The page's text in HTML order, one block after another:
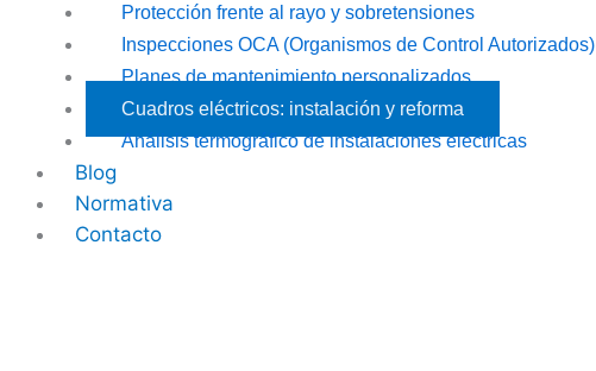
Protección frente al rayo y sobretensiones
Inspecciones OCA (Organismos de Control Autorizados)
Planes de mantenimiento personalizados
Cuadros eléctricos: instalación y reforma
Análisis termográfico de instalaciones eléctricas
Blog
Normativa
Contacto